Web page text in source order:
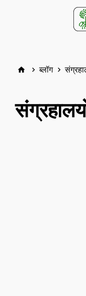
home keyboard_arrow_right ब्लॉग keyboard_arrow_right